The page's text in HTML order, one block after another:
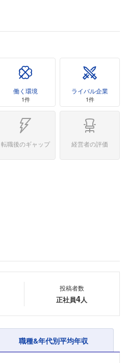
働く環境
1件
ライバル企業
1件
転職後のギャップ 経営者の評価
投稿者数
正社員4人
職種&年代別平均年収